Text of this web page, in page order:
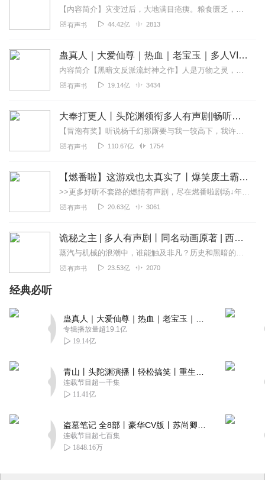
【内容简介】灾变过后，大地满目疮痍。粮食匮乏，资源紧俏，局势混乱……一位从待规划区杀出来的青年，背对着漫天黄沙，孤身来到九区谋生，却不曾想偶然结识三五好友，一念...
有声书 44.42亿 2813
蛊真人｜大爱仙尊｜热血｜老宝玉｜多人VIP免费有声剧
内容简介【黑暗文反派流封神之作】人是万物之灵，蛊是天地真精。一个穿越者不断重生的故事。一个养蛊、炼蛊、用蛊的奇特世界。配音组（男角色）老宝玉旁白...
有声书 19.14亿 3434
大奉打更人丨头陀渊领衔多人有声剧|畅听全集|王鹤棣、田曦薇主演影视剧原著|卖报小郎君
【冒泡有奖】听说杨千幻那厮要与我一较高下，我许七安要开始装叉了！快进入声音播放页戳下方输入框，冒个泡偷偷告诉我，我要用哪些诗词才能胜过他？说得好的，有赏！202...
有声书 110.67亿 1754
【燃番啦】这游戏也太真实了丨爆笑废土霸榜神作丨紫襟剧社制作
>>更多好听不套路的燃情有声剧，尽在燃番啦剧场↓年度重磅推荐本专辑为VIP免费专辑每天上午10点5集更新，订阅可以听到最新内容哦！每周抽一个专辑五星优质评论送...
有声书 20.63亿 3061
诡秘之主 | 多人有声剧丨同名动画原著 | 西幻克苏鲁 | 乌贼作品
蒸汽与机械的浪潮中，谁能触及非凡？历史和黑暗的迷雾里，又是谁在耳语？我从诡秘中醒来，睁眼看见这个世界：枪械，大炮，巨舰，飞空艇，差分机；魔药，占卜，诅咒，倒吊人...
有声书 23.53亿 2070
经典必听
专辑播放量超19.1亿
19.14亿
连载节目超一千集
11.41亿
连载节目超七百集
1848.16万